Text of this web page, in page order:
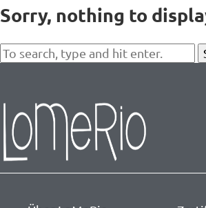
Sorry, nothing to